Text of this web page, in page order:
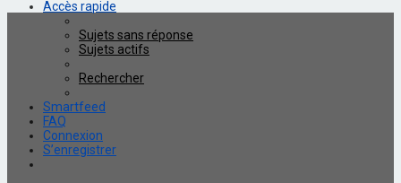
Accès rapide
Sujets sans réponse
Sujets actifs
Rechercher
Smartfeed
FAQ
Connexion
S’enregistrer